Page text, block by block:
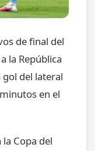
de final del
la República
del lateral
en el
Copa del